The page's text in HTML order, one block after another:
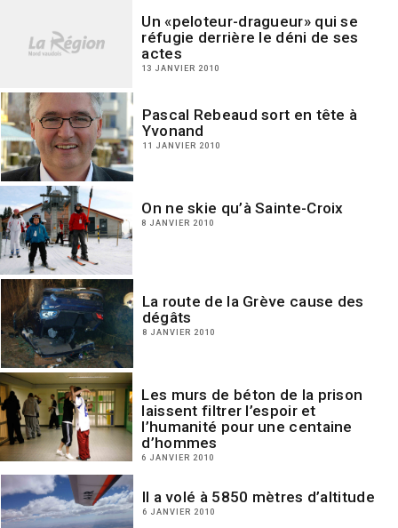
Un «peloteur-dragueur» qui se
réfugie derrière le déni de ses
actes
13 JANVIER 2010
Pascal Rebeaud sort en tête à
Yvonand
11 JANVIER 2010
On ne skie qu’à Sainte-Croix
8 JANVIER 2010
La route de la Grève cause des
dégâts
8 JANVIER 2010
Les murs de béton de la prison
laissent filtrer l’espoir et
l’humanité pour une centaine
d’hommes
6 JANVIER 2010
Il a volé à 5850 mètres d’altitude
6 JANVIER 2010